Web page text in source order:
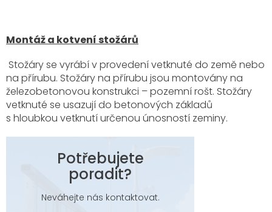
Montáž a kotvení stožárů
Stožáry se vyrábí v provedení vetknuté do země nebo
na přírubu. Stožáry na přírubu jsou montovány na
železobetonovou konstrukci – pozemní rošt. Stožáry
vetknuté se usazují do betonových základů
s hloubkou vetknutí určenou únosností zeminy.
Potřebujete
poradit?
Neváhejte nás kontaktovat.